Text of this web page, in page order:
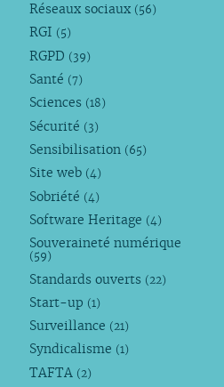
Réseaux sociaux (56)
RGI (5)
RGPD (39)
Santé (7)
Sciences (18)
Sécurité (3)
Sensibilisation (65)
Site web (4)
Sobriété (4)
Software Heritage (4)
Souveraineté numérique
(59)
Standards ouverts (22)
Start-up (1)
Surveillance (21)
Syndicalisme (1)
TAFTA (2)